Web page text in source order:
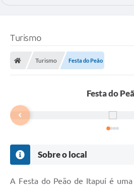
Turismo
Turismo Festa do Peão
Festa do
Sobre o local
A Festa do Peão de Itapuí é